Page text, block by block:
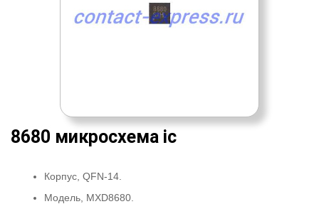
8680 микросхема ic
Корпус, QFN-14.
Модель, MXD8680.